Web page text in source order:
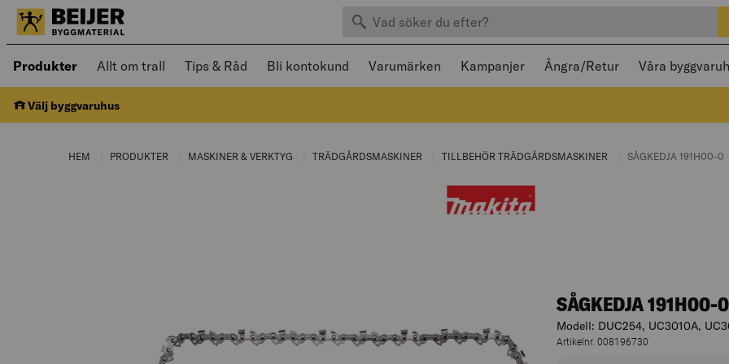
Sök efter produkter
Produkter Öppnad meny kan navigeras med piltangenter och stängas med Escape
Allt om trall Tips & Råd Bli kontokund Varumärken Kampanjer Ångra/Retur Våra
Välj byggvaruhus
HEM PRODUKTER CURRENT PAGE:
MASKINER & VERKTYG CURRENT PAGE:
TRÄDGÅRDSMASKINER CURRENT PAGE:
TILLBEHÖR TRÄDGÅRDSMASKINER CURRENT PAGE:
CURRENT PAGE:
SÅGKEDJA 191H00-0
SÅGKEDJA 191H00-0
Modell: DUC254, UC3010A,
Artikelnr. 008196730